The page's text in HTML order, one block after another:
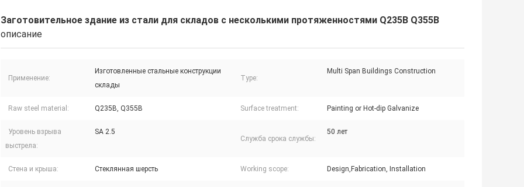
Заготовительное здание из стали для складов с несколькими протяженностями Q235B Q355B
описание
Применение:
Изготовленные стальные конструкции
склады
Type:
Multi Span Buildings Construction
Raw steel material: Q235B, Q355B Surface treatment: Painting or Hot-dip Galvanize
Уровень взрыва
выстрела:
SA 2.5
Служба срока службы:
50 лет
Стена и крыша: Стеклянная шерсть Working scope: Design,Fabrication, Installation